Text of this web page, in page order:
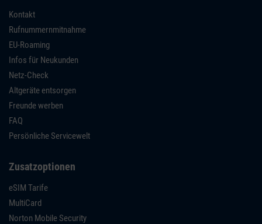
Kontakt
Rufnummernmitnahme
EU-Roaming
Infos für Neukunden
Netz-Check
Altgeräte entsorgen
Freunde werben
FAQ
Persönliche Servicewelt
Zusatzoptionen
eSIM Tarife
MultiCard
Norton Mobile Security